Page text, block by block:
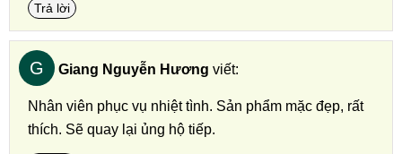
Trả lời
G Giang Nguyễn Hương viết:
Nhân viên phục vụ nhiệt tình. Sản phẩm mặc đẹp, rất
thích. Sẽ quay lại ủng hộ tiếp.